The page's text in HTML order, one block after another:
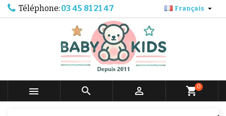
Téléphone: 03 45 81 21 47 Français 
   shopping_cart0